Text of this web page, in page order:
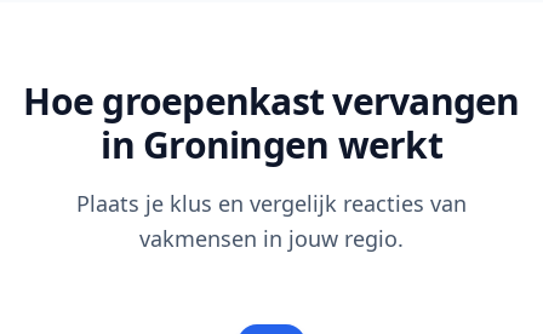
Hoe groepenkast vervangen
in Groningen werkt
Plaats je klus en vergelijk reacties van
vakmensen in jouw regio.